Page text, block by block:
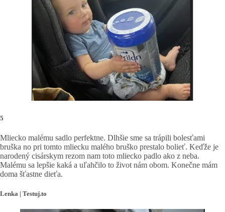
5
Mliecko malému sadlo perfektne. Dlhšie sme sa trápili bolesťami
bruška no pri tomto mliecku malého bruško prestalo bolieť. Keďže je
narodený cisárskym rezom nam toto mliecko padlo ako z neba.
Malému sa lepšie kaká a uľahčilo to život nám obom. Konečne mám
doma šťastne dieťa.
Lenka | Testuj.to